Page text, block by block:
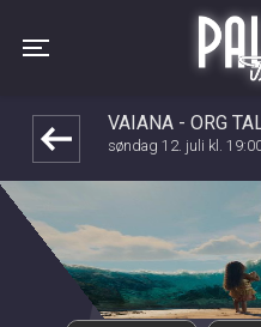
Toggle navigation
VAIANA - ORG
søndag 12. juli kl.